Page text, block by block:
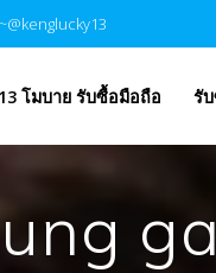
โมบาย รับซื้อมือถือ รั